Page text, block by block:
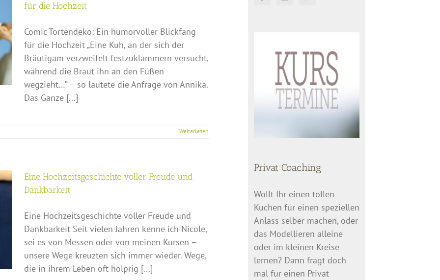
für die Hochzeit
Comic-Tortendeko: Ein humorvoller Blickfang
für die Hochzeit „Eine Kuh, an der sich der
Bräutigam verzweifelt festzuklammern versucht,
während die Braut ihn an den Füßen
wegzieht…“ – so lautete die Anfrage von Annika.
Das Ganze [...]
Weiterlesen
Eine Hochzeitsgeschichte voller Freude und
Dankbarkeit
Eine Hochzeitsgeschichte voller Freude und
Dankbarkeit Seit vielen Jahren kenne ich Nicole,
sei es von Messen oder von meinen Kursen –
unsere Wege kreuzten sich immer wieder. Wege,
die in ihrem Leben oft holprig [...]
Privat Coaching
Wollt Ihr einen tollen
Kuchen für einen speziellen
Anlass selber machen, oder
das Modellieren alleine
oder im kleinen Kreise
lernen? Dann fragt doch
mal für einen Privat